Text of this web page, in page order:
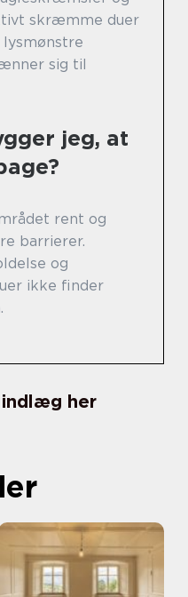
skræmme duer
sig til
jeg, at
rent og
barrierer.
og
ikke finder
her